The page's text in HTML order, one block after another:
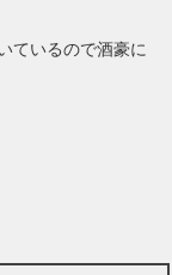
ているので酒豪に